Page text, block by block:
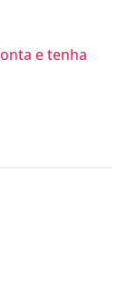
e tenha